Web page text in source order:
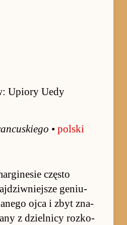
Upiory Uedy
• pol­ski
często
ge­niu­
ojca i zbyt zna­
z dziel­nicy roz­ko­